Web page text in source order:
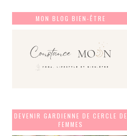
MON BLOG BIEN-ÊTRE
DEVENIR GARDIENNE DE CERCLE DE
FEMMES